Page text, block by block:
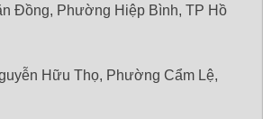
Đồng, Phường Hiệp Bình, TP Hồ
Hữu Thọ, Phường Cẩm Lệ,